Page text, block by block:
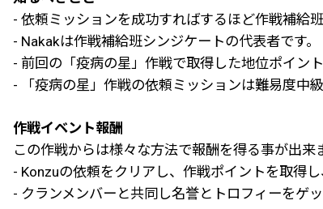
- 依頼ミッションを成功すればするほど作戦補給
- Nakakは作戦補給班シンジケートの代表者です。
- 前回の「疫病の星」作戦で取得した地位ポイント
- 「疫病の星」作戦の依頼ミッションは難易度中
作戦イベント報酬
この作戦からは様々な方法で報酬を得る事が出来
- Konzuの依頼をクリアし、作戦ポイントを取得
- クランメンバーと共同し名誉とトロフィーをゲッ